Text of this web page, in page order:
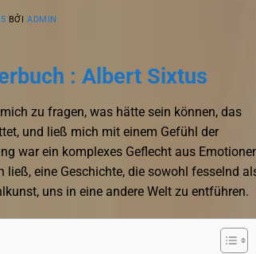
BỞIADMIN
: Albert Sixtus
zu fragen, was hätte sein können, das
und ließ mich mit einem Gefühl der
war ein komplexes Geflecht aus
eine Geschichte, die sowohl fesselnd
uns in eine andere Welt zu entführen.